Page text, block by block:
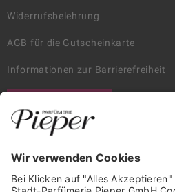
Widerrufsbelehrung
AGB für die Gutscheinkarte
Informationen zur Barrierefreiheit